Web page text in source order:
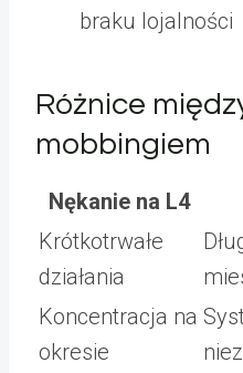
braku lojalności
Różnice
mobbingiem
Nękanie na L4
Krótkotrwałe
działania
Koncentracja na
okresie